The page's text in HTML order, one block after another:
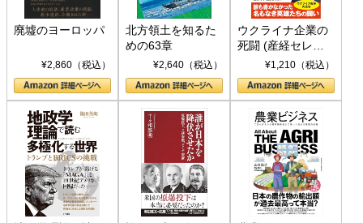
廃墟のヨーロッパ
¥2,860（税込）
北方領土を知るた
めの63章
¥2,640（税込）
ウクライナ企業の
死闘 (産経セレク
ト S 039)¥1,210（税込）